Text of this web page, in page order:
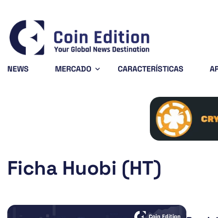
$0.199903
6.34%
Solana $72.61
-2.01%
NEWS MERCADO CARACTERÍSTICAS
Ficha Huobi (HT)